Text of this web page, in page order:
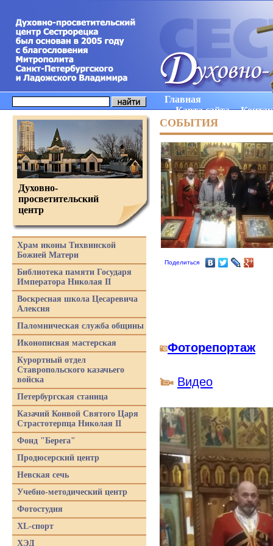
Главная
Карта сайта
СОБЫТИЯ
Поделиться
Фоторепортаж
Видео
Духовно-
просветительский
центр
Храм иконы Тихвинской
Божией Матери
Библиотека памяти Государя
Императора Николая II
Воскресная школа Цесаревича
Алексия
Паломническая служба общины
Иконописная мастерская
Курортный отдел
Ставропольского казачьего
войска
Петербургская станица
Казачий Конвой Святого Царя
Страстотерпца Николая II
Фонд "Берега"
Продюсерский центр
Невская сечь
Учебно-методический центр
Фотостудия
XL-спорт
ХЭД